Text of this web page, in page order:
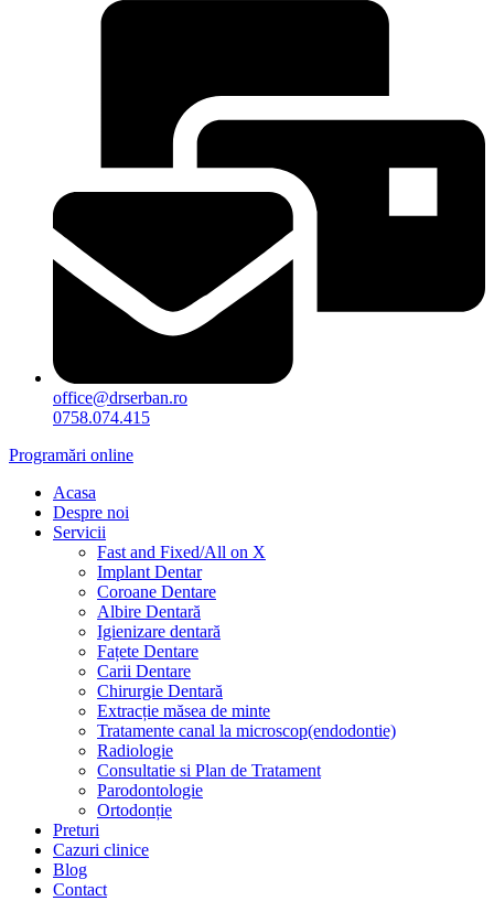
office@drserban.ro
0758.074.415
Programări online
Acasa
Despre noi
Servicii
Fast and Fixed/All on X
Implant Dentar
Coroane Dentare
Albire Dentară
Igienizare dentară
Fațete Dentare
Carii Dentare
Chirurgie Dentară
Extracție măsea de minte
Tratamente canal la microscop(endodontie)
Radiologie
Consultatie si Plan de Tratament
Parodontologie
Ortodonție
Preturi
Cazuri clinice
Blog
Contact